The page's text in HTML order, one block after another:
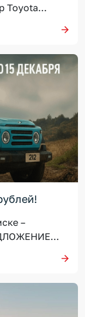
Toyota...
–